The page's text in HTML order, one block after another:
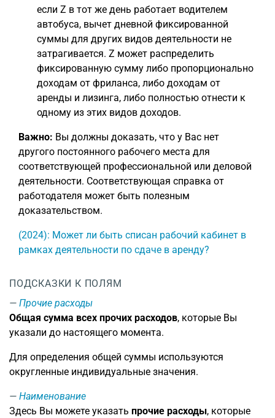
если Z в тот же день работает водителем
автобуса, вычет дневной фиксированной
суммы для других видов деятельности не
затрагивается. Z может распределить
фиксированную сумму либо пропорционально
доходам от фриланса, либо доходам от
аренды и лизинга, либо полностью отнести к
одному из этих видов доходов.
Важно: Вы должны доказать, что у Вас нет
другого постоянного рабочего места для
соответствующей профессиональной или деловой
деятельности. Соответствующая справка от
работодателя может быть полезным
доказательством.
(2024): Может ли быть списан рабочий кабинет в
рамках деятельности по сдаче в аренду?
ПОДСКАЗКИ К ПОЛЯМ
Прочие расходы
Общая сумма всех прочих расходов, которые Вы
указали до настоящего момента.
Для определения общей суммы используются
округленные индивидуальные значения.
Наименование
Здесь Вы можете указать прочие расходы, которые